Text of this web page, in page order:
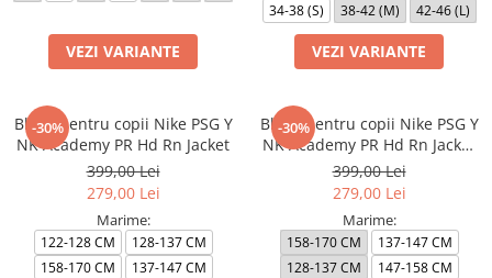
VEZI VARIANTE
34-38 (S) 38-42 (M) 42-46 (L)
VEZI VARIANTE
-30%
Bluza pentru copii Nike PSG Y
NK Academy PR Hd Rn Jacket
399,00 Lei
279,00 Lei
Marime:
122-128 CM
128-137 CM
158-170 CM
137-147 CM
-30%
Bluza pentru copii Nike PSG Y
NK Academy PR Hd Rn Jacket
3R
399,00 Lei
279,00 Lei
Marime:
158-170 CM
137-147 CM
128-137 CM
147-158 CM